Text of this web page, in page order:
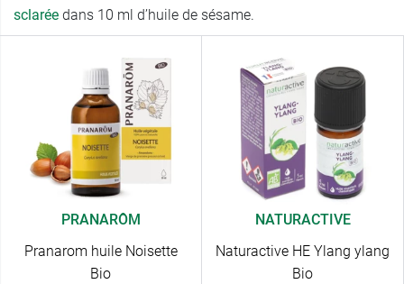
sclarée dans 10 ml d’huile de sésame.
PRANARÔM
Pranarom huile Noisette
Bio
NATURACTIVE
Naturactive HE Ylang ylang
Bio